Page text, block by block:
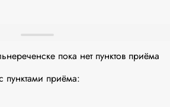
пока нет пунктов приёма
приёма: